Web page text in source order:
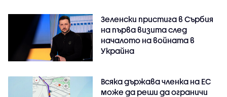
Зеленски пристига в Сърбия
на първа визита след
началото на войната в
Украйна
Всяка държава членка на ЕС
може да реши да ограничи